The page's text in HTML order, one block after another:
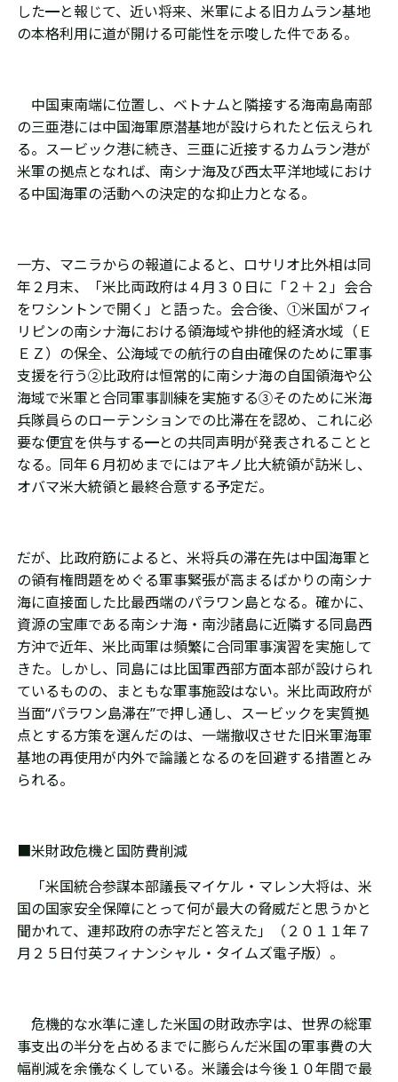
した━と報じて、近い将来、米軍による旧カムラン基地
の本格利用に道が開ける可能性を示唆した件である。
中国東南端に位置し、ベトナムと隣接する海南島南部
の三亜港には中国海軍原潜基地が設けられたと伝えられ
る。スービック港に続き、三亜に近接するカムラン港が
米軍の拠点となれば、南シナ海及び西太平洋地域におけ
る中国海軍の活動への決定的な抑止力となる。
一方、マニラからの報道によると、ロサリオ比外相は同
年２月末、「米比両政府は４月３０日に「２＋２」会合
をワシントンで開く」と語った。会合後、①米国がフィ
リピンの南シナ海における領海域や排他的経済水域（Ｅ
ＥＺ）の保全、公海域での航行の自由確保のために軍事
支援を行う②比政府は恒常的に南シナ海の自国領海や公
海域で米軍と合同軍事訓練を実施する③そのために米海
兵隊員らのローテンションでの比滞在を認め、これに必
要な便宜を供与する━との共同声明が発表されることと
なる。同年６月初めまでにはアキノ比大統領が訪米し、
オバマ米大統領と最終合意する予定だ。
だが、比政府筋によると、米将兵の滞在先は中国海軍と
の領有権問題をめぐる軍事緊張が高まるばかりの南シナ
海に直接面した比最西端のパラワン島となる。確かに、
資源の宝庫である南シナ海・南沙諸島に近隣する同島西
方沖で近年、米比両軍は頻繁に合同軍事演習を実施して
きた。しかし、同島には比国軍西部方面本部が設けられ
ているものの、まともな軍事施設はない。米比両政府が
当面“パラワン島滞在”で押し通し、スービックを実質拠
点とする方策を選んだのは、一端撤収させた旧米軍海軍
基地の再使用が内外で論議となるのを回避する措置とみ
られる。
■米財政危機と国防費削減
「米国統合参謀本部議長マイケル・マレン大将は、米
国の国家安全保障にとって何が最大の脅威だと思うかと
聞かれて、連邦政府の赤字だと答えた」（２０１１年７
月２５日付英フィナンシャル・タイムズ電子版）。
危機的な水準に達した米国の財政赤字は、世界の総軍
事支出の半分を占めるまでに膨らんだ米国の軍事費の大
幅削減を余儀なくしている。米議会は今後１０年間で最